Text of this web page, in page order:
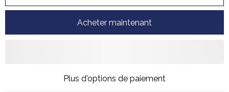
Acheter maintenant
Plus d'options de paiement